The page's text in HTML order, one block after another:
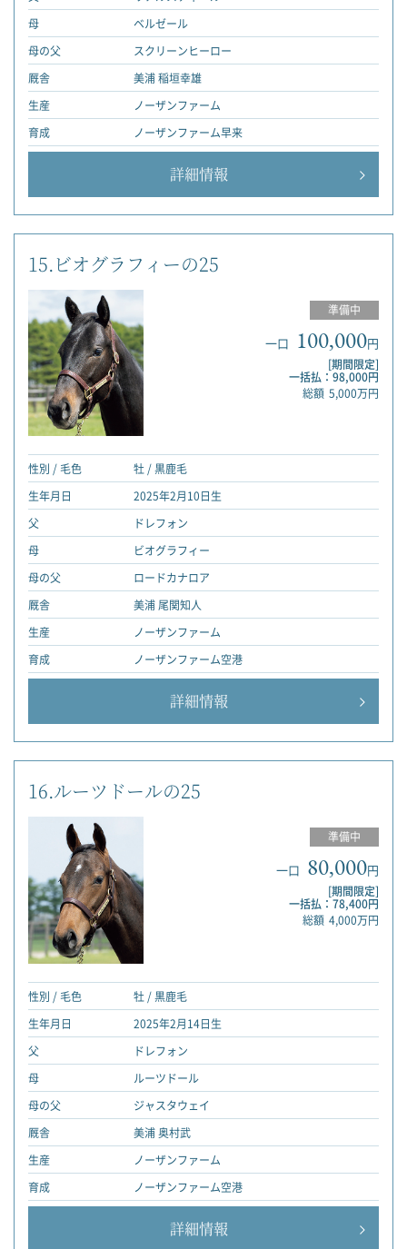
母
ベルゼール
母の父
スクリーンヒーロー
厩舎
美浦 稲垣幸雄
生産
ノーザンファーム
育成
ノーザンファーム早来
詳細情報
15.ビオグラフィーの25
準備中
一口 100,000円
[期間限定]
一括払：98,000円
総額 5,000万円
性別 / 毛色
牡 / 黒鹿毛
生年月日
2025年2月10日生
父
ドレフォン
母
ビオグラフィー
母の父
ロードカナロア
厩舎
美浦 尾関知人
生産
ノーザンファーム
育成
ノーザンファーム空港
詳細情報
16.ルーツドールの25
準備中
一口 80,000円
[期間限定]
一括払：78,400円
総額 4,000万円
性別 / 毛色
牡 / 黒鹿毛
生年月日
2025年2月14日生
父
ドレフォン
母
ルーツドール
母の父
ジャスタウェイ
厩舎
美浦 奥村武
生産
ノーザンファーム
育成
ノーザンファーム空港
詳細情報